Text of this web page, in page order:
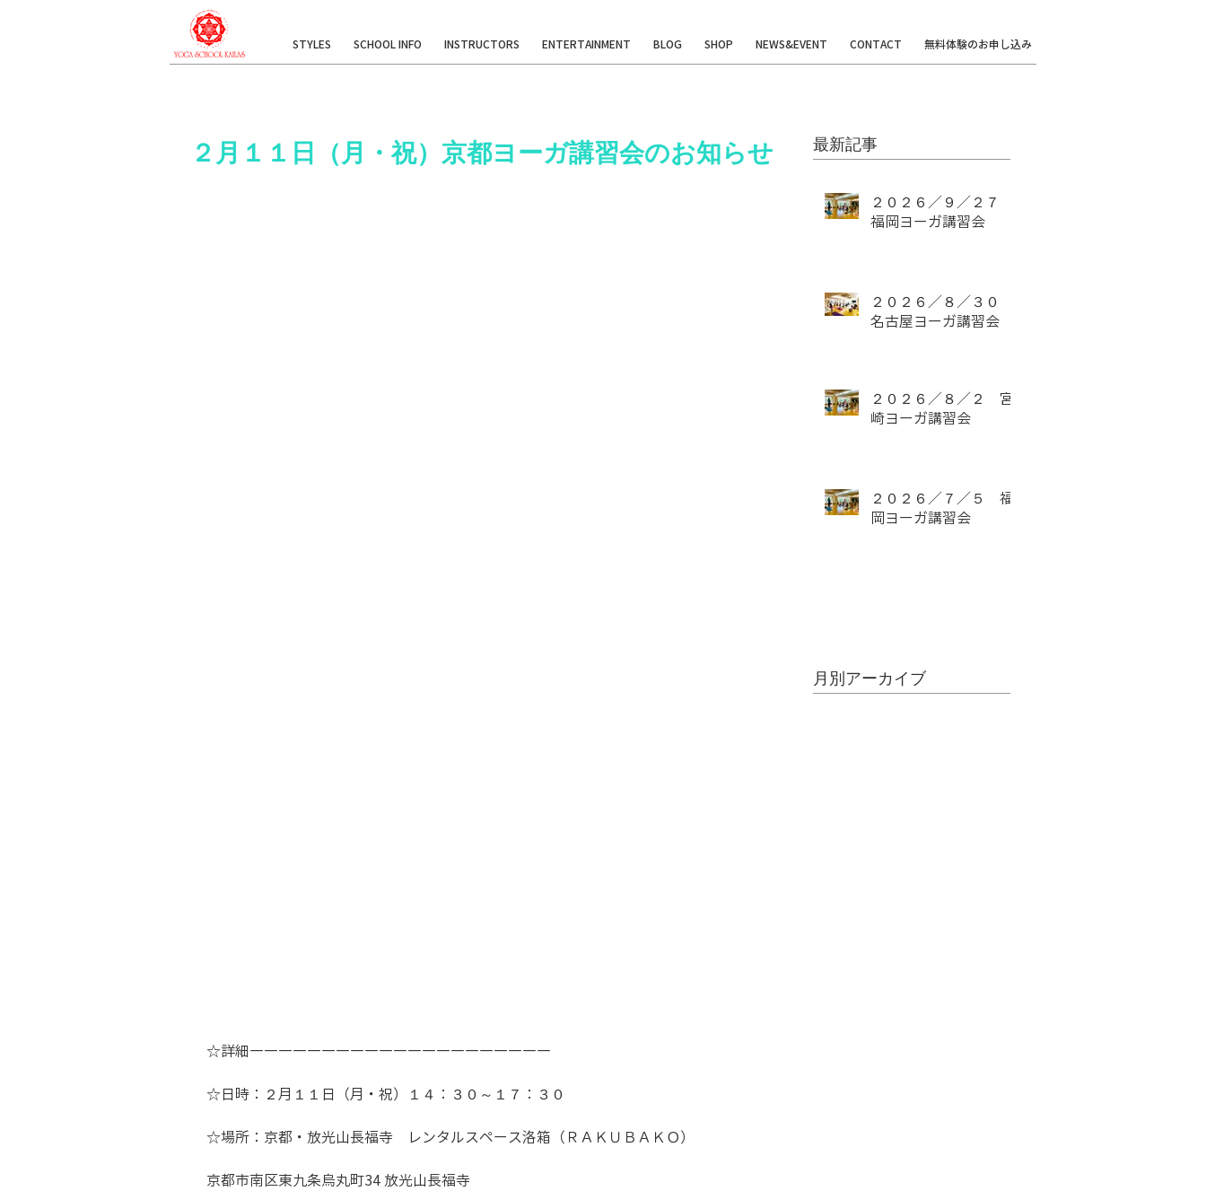
STYLES SCHOOL INFO INSTRUCTORS ENTERTAINMENT BLOG SHOP NEWS&EVENT CONTACT 無料体験のお申し込み
２月１１日（月・祝）京都ヨーガ講習会のお知らせ
☆詳細―――――――――――――――――――――
☆日時：２月１１日（月・祝）１４：３０～１７：３０
☆場所：京都・放光山長福寺　レンタルスペース洛箱（ＲＡＫＵＢＡＫＯ）
京都市南区東九条烏丸町34 放光山長福寺
最新記事
２０２６／９／２７
福岡ヨーガ講習会
２０２６／８／３０
名古屋ヨーガ講習会
２０２６／８／２ 宮
崎ヨーガ講習会
２０２６／７／５ 福
岡ヨーガ講習会
月別アーカイブ